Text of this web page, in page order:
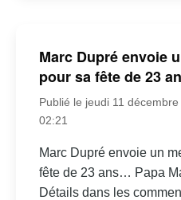
Marc Dupré envoie
pour sa fête de 23
Publié le jeudi 11 décembre
02:21
Marc Dupré envoie un
fête de 23 ans… Papa
Détails dans les